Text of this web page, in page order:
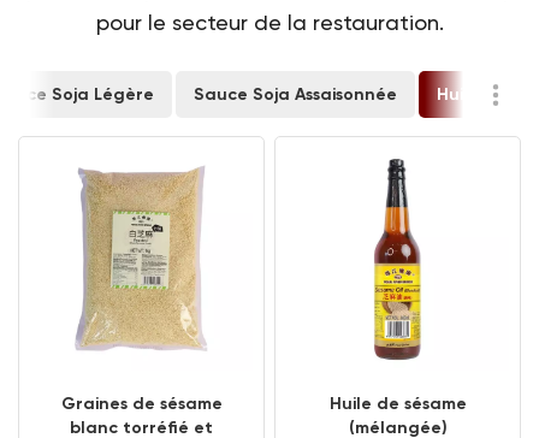
pour le secteur de la restauration.
Soja Légère Sauce Soja Assaisonnée Huile De
Graines de sésame
blanc torréfié et
Huile de sésame
(mélangée)